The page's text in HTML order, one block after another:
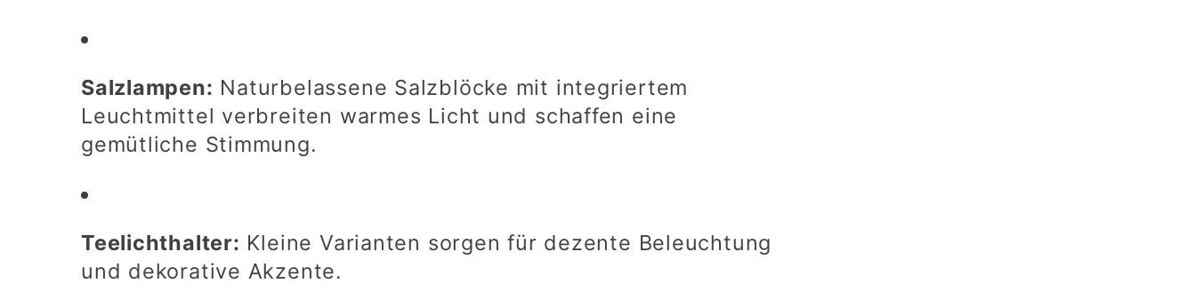
Salzlampen: Naturbelassene Salzblöcke mit integriertem
Leuchtmittel verbreiten warmes Licht und schaffen eine
gemütliche Stimmung.
Teelichthalter: Kleine Varianten sorgen für dezente Beleuchtung
und dekorative Akzente.